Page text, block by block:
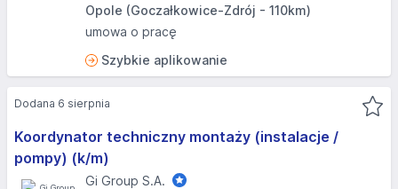
Opole (Goczałkowice-Zdrój - 110km)
umowa o pracę
Szybkie aplikowanie
Koordynator techniczny montaży (instalacje /
pompy) (k/m)
Gi Group S.A.
Dodana 6 sierpnia